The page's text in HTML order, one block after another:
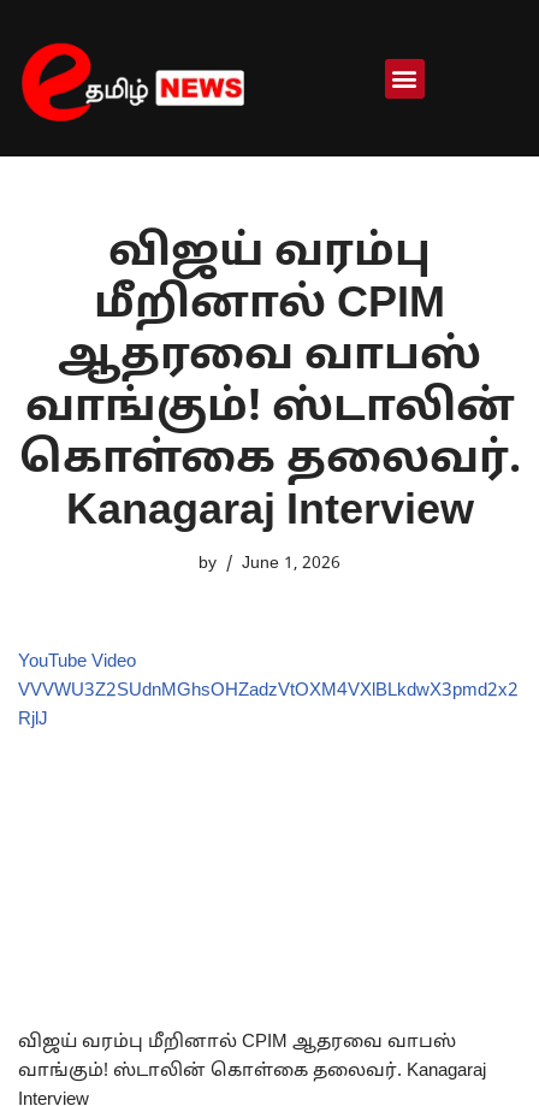
Skip
to
content
விஜய் வரம்பு
மீறினால் CPIM
ஆதரவை வாபஸ்
வாங்கும்! ஸ்டாலின்
கொள்கை தலைவர்.
Kanagaraj Interview
by June 1, 2026
YouTube Video
VVVWU3Z2SUdnMGhsOHZadzVtOXM4VXlBLkdwX3pmd2x2
RjlJ
விஜய் வரம்பு மீறினால் CPIM ஆதரவை வாபஸ்
வாங்கும்! ஸ்டாலின் கொள்கை தலைவர். Kanagaraj
Interview